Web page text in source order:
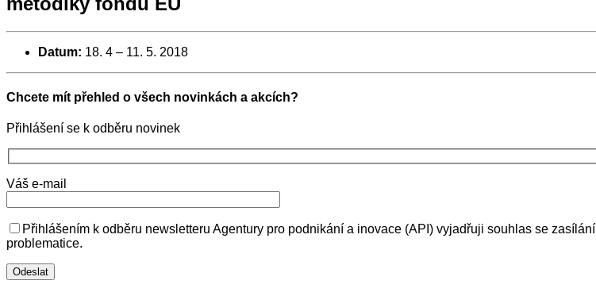
Datum: 18. 4 – 11. 5. 2018
Chcete mít přehled o všech novinkách a akcích?
Přihlášení se k odběru novinek
Váš e-mail
Přihlášením k odběru newsletteru Agentury pro podnikání a inovace (API) vyjadřuji souhlas se
problematice.